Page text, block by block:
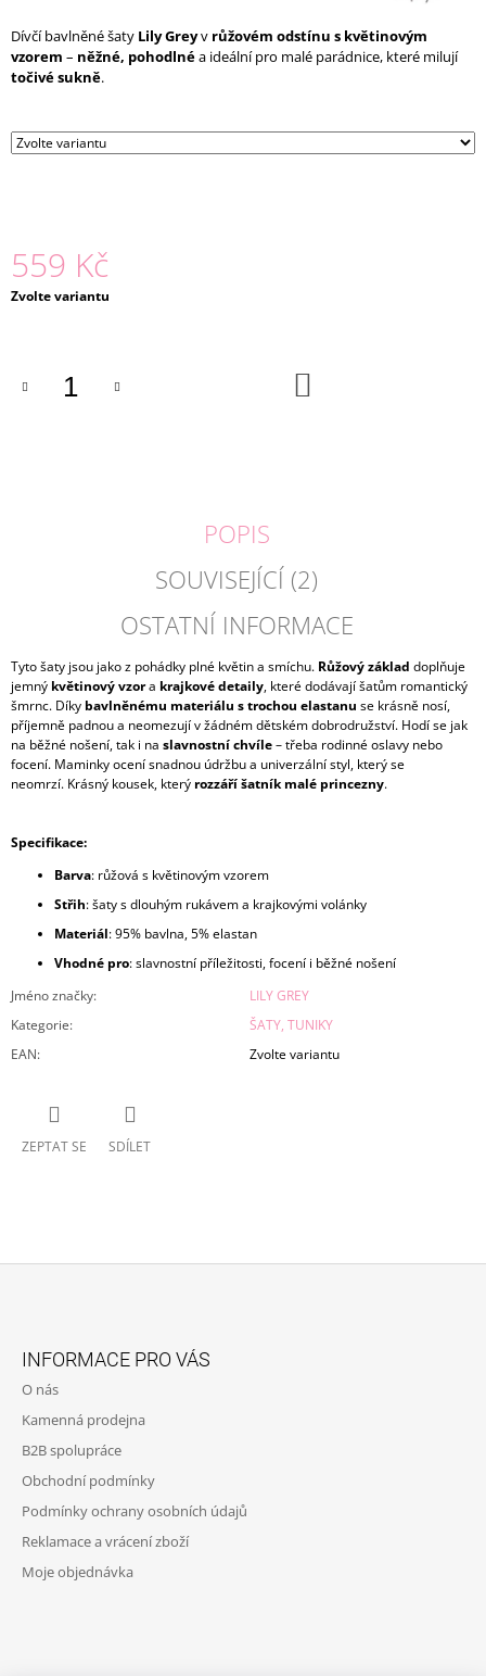
Dívčí bavlněné šaty Lily Greyv růžovém odstínu s květinovým
vzorem – něžné, pohodlnéa ideální pro malé parádnice, které milují
točivé sukně.
559 Kč
Měrná
Zvolte variantu
POPIS
SOUVISEJÍCÍ (2)
OSTATNÍ INFORMACE
Tyto šaty jsou jako z pohádky plné květin a smíchu. Růžový základ doplňuje
jemný květinový vzora krajkové detaily, které dodávají šatům romantický
šmrnc. Díky bavlněnému materiálu s trochou elastanu se krásně nosí,
příjemně padnou a neomezují v žádném dětském dobrodružství. Hodí se jak
na běžné nošení, tak i na slavnostní chvíle– třeba rodinné oslavy nebo
focení. Maminky ocení snadnou údržbu a univerzální styl, který se
neomrzí. Krásný kousek, který rozzáří šatník malé princezny.
Specifikace:
Barva: růžová s květinovým vzorem
Střih: šaty s dlouhým rukávem a krajkovými volánky
Materiál: 95% bavlna, 5% elastan
Vhodné pro: slavnostní příležitosti, focení i běžné nošení
Jméno značky:
LILY GREY
Kategorie:
ŠATY, TUNIKY
EAN: Zvolte variantu
ZEPTAT SE SDÍLET
D
O
R
E
M
E
179
INFORMACE PRO VÁS
O nás
Kamenná prodejna
B2B spolupráce
Obchodní podmínky
Podmínky ochrany osobních údajů
Reklamace a vrácení zboží
Moje objednávka